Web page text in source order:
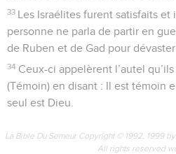
33 Les Israélites furent satisfaits et
personne ne parla de partir en
de Ruben et de Gad pour dévaster
34 Ceux-ci appelèrent l’autel
(Témoin) en disant : Il est témoin
seul est Dieu.
La Bible Du Semeur Copyright © 1992, 1999
All rights reserved